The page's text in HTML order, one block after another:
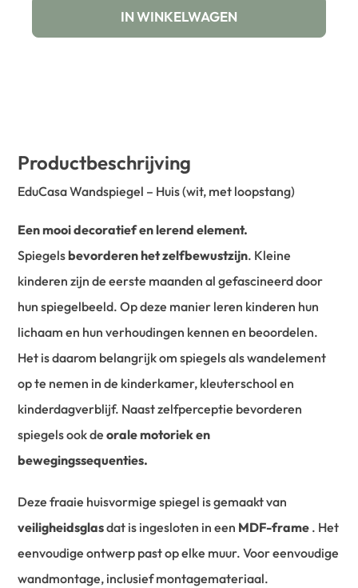
IN WINKELWAGEN
Productbeschrijving
EduCasa Wandspiegel – Huis (wit, met loopstang)
Een mooi decoratief en lerend element.
Spiegelsbevorderen het zelfbewustzijn. Kleine
kinderen zijn de eerste maanden al gefascineerd door
hun spiegelbeeld. Op deze manier leren kinderen hun
lichaam en hun verhoudingen kennen en beoordelen.
Het is daarom belangrijk om spiegels als wandelement
op te nemen in de kinderkamer, kleuterschool en
kinderdagverblijf. Naast zelfperceptie bevorderen
spiegels ook deorale motoriek en
bewegingssequenties.
Deze fraaie huisvormige spiegel is gemaakt van
veiligheidsglasdat is ingesloten in een MDF-frame . Het
eenvoudige ontwerp past op elke muur. Voor eenvoudige
wandmontage, inclusief montagemateriaal.